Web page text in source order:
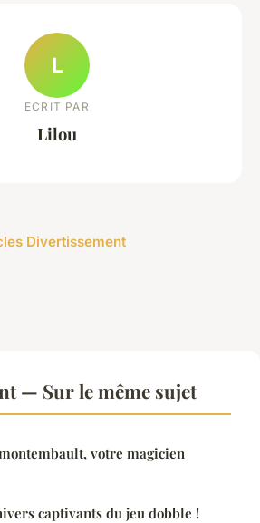
L
ECRIT PAR
Lilou
Divertissement
— Sur le même sujet
votre magicien
captivants du jeu dobble !